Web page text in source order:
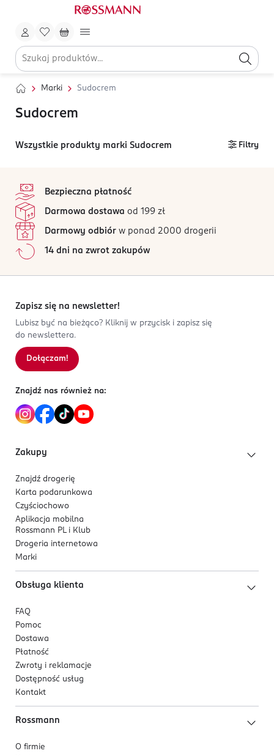
Marki Sudocrem
Sudocrem
Wszystkie produkty marki Sudocrem Filtry
Bezpieczna płatność
Darmowa dostawa od 199 zł
Darmowy odbiór w ponad 2000 drogerii
14 dni na zwrot zakupów
Zapisz się na newsletter!
Lubisz być na bieżąco? Kliknij w przycisk i zapisz się
do newslettera.
Dołączam!
Znajdź nas również na:
Zakupy
Znajdź drogerię
Karta podarunkowa
Czyściochowo
Aplikacja mobilna
Rossmann PL i Klub
Drogeria internetowa
Marki
Obsługa klienta
FAQ
Pomoc
Dostawa
Płatność
Zwroty i reklamacje
Dostępność usług
Kontakt
Rossmann
O firmie